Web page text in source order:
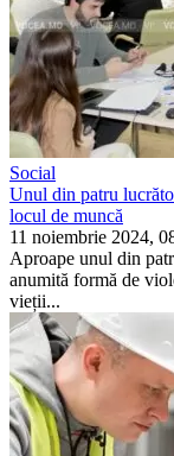
Social
Unul din patru
locul de muncă
11 noiembrie 2024,
Aproape unul din
anumită formă de
vieții...